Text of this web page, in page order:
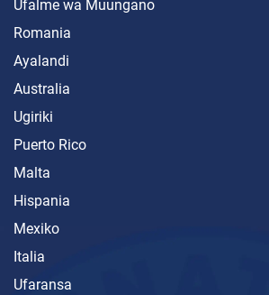
Ufalme wa Muungano
Romania
Ayalandi
Australia
Ugiriki
Puerto Rico
Malta
Hispania
Mexiko
Italia
Ufaransa